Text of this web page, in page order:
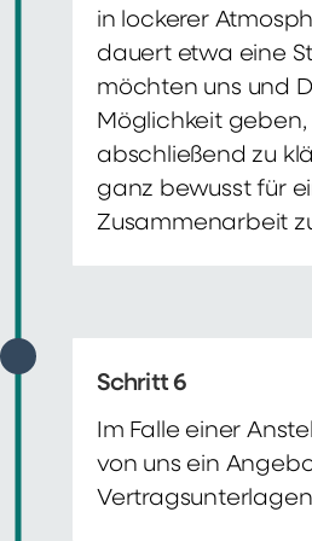
in lockerer
dauert etwa eine
möchten uns und
Möglichkeit
abschließend zu
ganz bewusst für
Zusammenarbeit
Schritt 6
Im Falle einer
von uns ein